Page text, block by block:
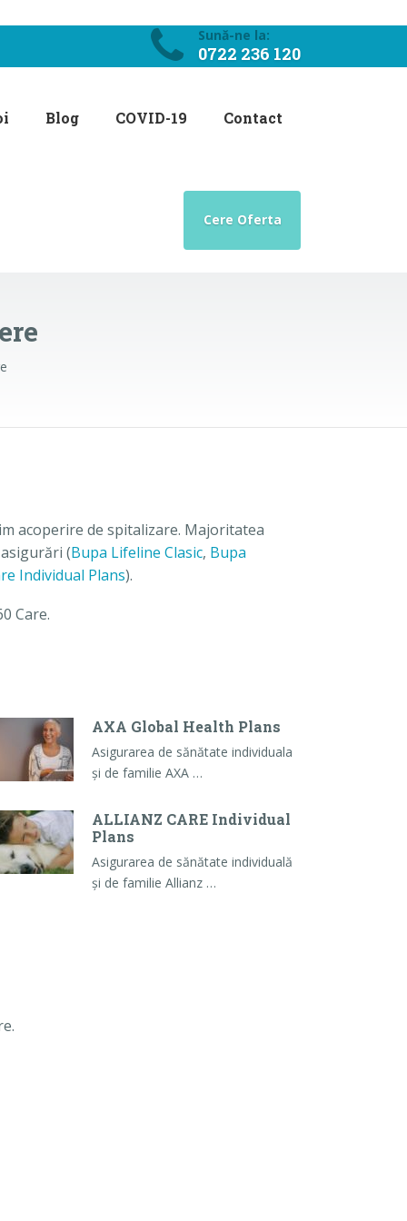
Sună-ne la:
0722 236 120
Blog COVID-19 Contact
Cere Oferta
acoperire de spitalizare. Majoritatea
(Bupa Lifeline Clasic, Bupa
Individual Plans).
Care.
AXA Global Health Plans
Asigurarea de sănătate individuala
și de familie AXA …
ALLIANZ CARE Individual
Plans
Asigurarea de sănătate individuală
și de familie Allianz …